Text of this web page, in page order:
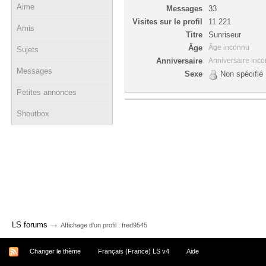
Aime
Amis
Sujets
Messages
Petites annonces
Shoutbox
Messages
33
Visites sur le profil
11 221
Titre
Sunriseur
Âge
Âge inconnu
Anniversaire Anniversaire
Sexe Non spécifié
LS forums → Affichage d'un profil : fred9545
Changer le thème Français (France) LS v4 Aide